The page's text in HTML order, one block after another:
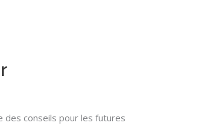
des conseils pour les futures